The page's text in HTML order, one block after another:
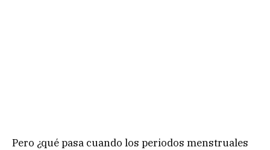
Pero ¿qué pasa cuando los periodos menstruales